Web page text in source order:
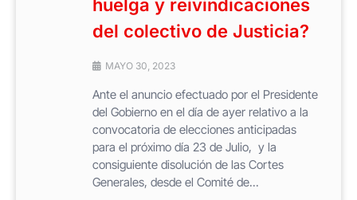
huelga y reivindicaciones
del colectivo de Justicia?
MAYO 30, 2023
Ante el anuncio efectuado por el Presidente
del Gobierno en el día de ayer relativo a la
convocatoria de elecciones anticipadas
para el próximo día 23 de Julio, y la
consiguiente disolución de las Cortes
Generales, desde el Comité de...